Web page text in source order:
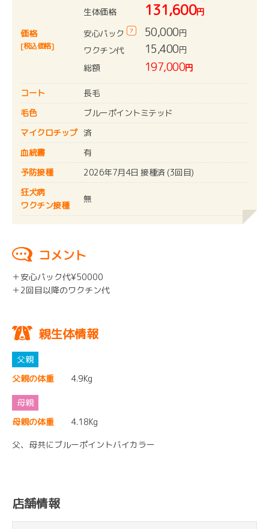
価格
[税込価格]
生体価格 131,600円
安心パック
? 50,000円
ワクチン代
15,400円
総額
197,000円
コート
長毛
毛色
ブルーポイントミテッド
マイクロチップ 済
血統書
有
予防接種
2026年7月4日 接種済 (3回目)
狂犬病
ワクチン接種
無
コメント
＋安心パック代¥50000
＋2回目以降のワクチン代
親生体情報
父親の体重 4.9Kg
母親の体重
4.18Kg
父、母共にブルーポイントバイカラー
店舗情報